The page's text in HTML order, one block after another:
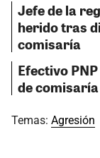
Jefe de la
herido tras
comisaría
Efectivo
de
Temas: Agresión